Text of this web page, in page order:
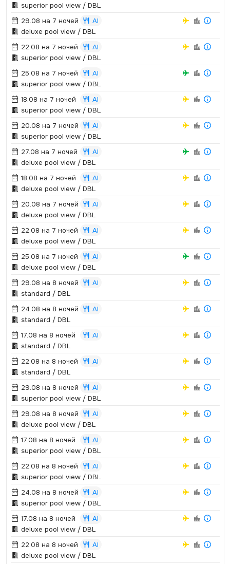
superior pool view / DBL
29.08 на 7 ночей
AI
deluxe pool view / DBL
22.08 на 7 ночей
AI
superior pool view / DBL
25.08 на 7 ночей
AI
superior pool view / DBL
18.08 на 7 ночей
AI
superior pool view / DBL
20.08 на 7 ночей
AI
superior pool view / DBL
27.08 на 7 ночей
AI
deluxe pool view / DBL
18.08 на 7 ночей
AI
deluxe pool view / DBL
20.08 на 7 ночей
AI
deluxe pool view / DBL
22.08 на 7 ночей
AI
deluxe pool view / DBL
25.08 на 7 ночей
AI
deluxe pool view / DBL
29.08 на 8 ночей
AI
standard / DBL
24.08 на 8 ночей
AI
standard / DBL
17.08 на 8 ночей
AI
standard / DBL
22.08 на 8 ночей
AI
standard / DBL
29.08 на 8 ночей
AI
superior pool view / DBL
29.08 на 8 ночей
AI
deluxe pool view / DBL
17.08 на 8 ночей
AI
superior pool view / DBL
22.08 на 8 ночей
AI
superior pool view / DBL
24.08 на 8 ночей
AI
superior pool view / DBL
17.08 на 8 ночей
AI
deluxe pool view / DBL
22.08 на 8 ночей
AI
deluxe pool view / DBL